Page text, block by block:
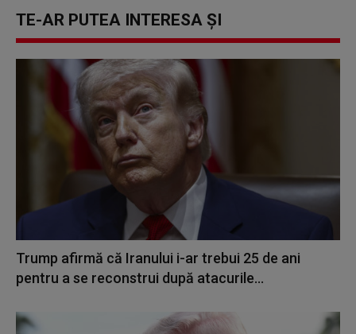
TE-AR PUTEA INTERESA ȘI
Trump afirmă că Iranului i-ar trebui 25 de ani
pentru a se reconstrui după atacurile...